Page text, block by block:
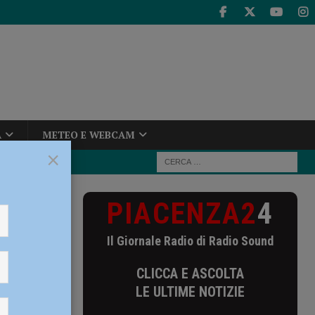
METEO E WEBCAM
PIACENZA24
Il Giornale Radio di Radio Sound
CLICCA E ASCOLTA
LE ULTIME NOTIZIE
×